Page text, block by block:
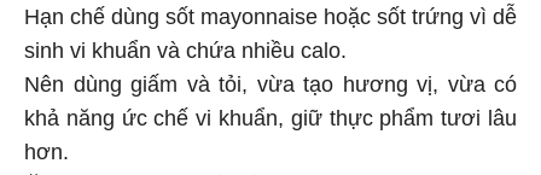
Hạn chế dùng sốt mayonnaise hoặc sốt trứng vì dễ
sinh vi khuẩn và chứa nhiều calo.
Nên dùng giấm và tỏi, vừa tạo hương vị, vừa có
khả năng ức chế vi khuẩn, giữ thực phẩm tươi lâu
hơn.